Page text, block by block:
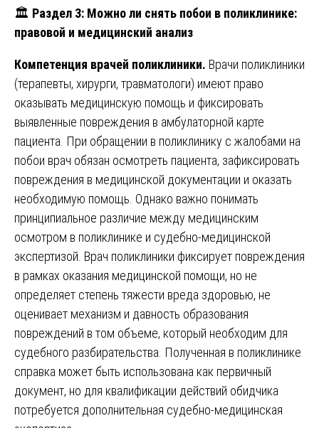
🏛️ Раздел 3: Можно ли снять побои в поликлинике:
правовой и медицинский анализ
Компетенция врачей поликлиники. Врачи поликлиники
(терапевты, хирурги, травматологи) имеют право
оказывать медицинскую помощь и фиксировать
выявленные повреждения в амбулаторной карте
пациента. При обращении в поликлинику с жалобами на
побои врач обязан осмотреть пациента, зафиксировать
повреждения в медицинской документации и оказать
необходимую помощь. Однако важно понимать
принципиальное различие между медицинским
осмотром в поликлинике и судебно-медицинской
экспертизой. Врач поликлиники фиксирует повреждения
в рамках оказания медицинской помощи, но не
определяет степень тяжести вреда здоровью, не
оценивает механизм и давность образования
повреждений в том объеме, который необходим для
судебного разбирательства. Полученная в поликлинике
справка может быть использована как первичный
документ, но для квалификации действий обидчика
потребуется дополнительная судебно-медицинская